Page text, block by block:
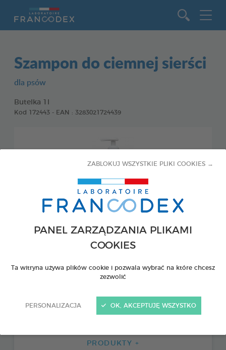
PANEL ZARZĄDZANIA PLIKAMI
COOKIES
Ta witryna używa plików cookie i pozwala wybrać na które chcesz
zezwolić
PERSONALIZACJA
ZABLOKUJ WSZYSTKIE PLIKI COOKIES →
OK, AKCEPTUJĘ WSZYSTKO
Szampon do ciemnej sierści
dla psów
Butelka 1l
Kod 172443 - EAN : 3283021724439
PRODUKTY +